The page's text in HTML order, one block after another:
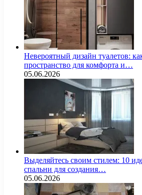
Невероятный дизайн туалетов:
пространство для комфорта и…
05.06.2026
Выделяйтесь своим стилем: 10
спальни для создания…
05.06.2026